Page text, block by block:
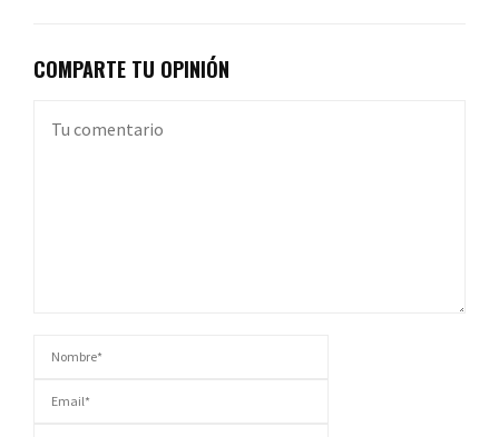
COMPARTE TU OPINIÓN